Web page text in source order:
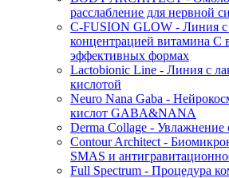
расслабление для нервной
C-FUSION GLOW - Линия с
концентрацией витамина C
эффективных формах
Lactobionic Line - Линия с
кислотой
Neuro Nana Gaba -
кислот GABA&NANA
Derma Collage - Увлажнение
Contour Architect -
SMAS и
Full Spectrum - Процедура